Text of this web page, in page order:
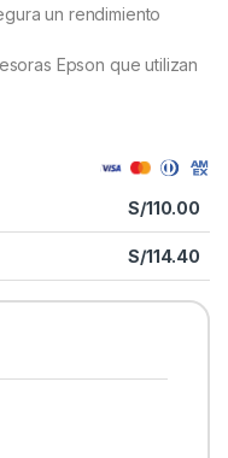
un rendimiento
Epson que utilizan
S/110.00
S/114.40